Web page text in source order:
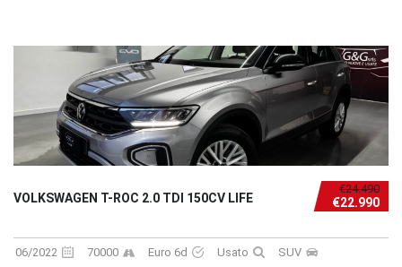
€24.490
€22.990
VOLKSWAGEN T-ROC 2.0 TDI 150CV LIFE
06/2022 70000 Euro 6d Usato
SUV